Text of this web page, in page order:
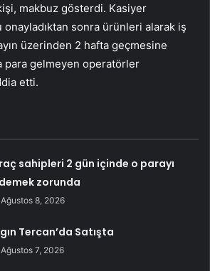
makbuz gösterdi. Kasiyer
sonra ürünleri alarak iş
üzerinden 2 hafta geçmesine
para gelmeyen operatörler
etti.
sahipleri 2 gün içinde o parayı
zorunda
Ağustos 8, 2026
Tercan’da Satışta
Ağustos 7, 2026